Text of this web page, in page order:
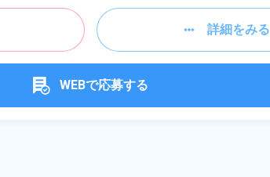
詳細をみる
WEBで応募する